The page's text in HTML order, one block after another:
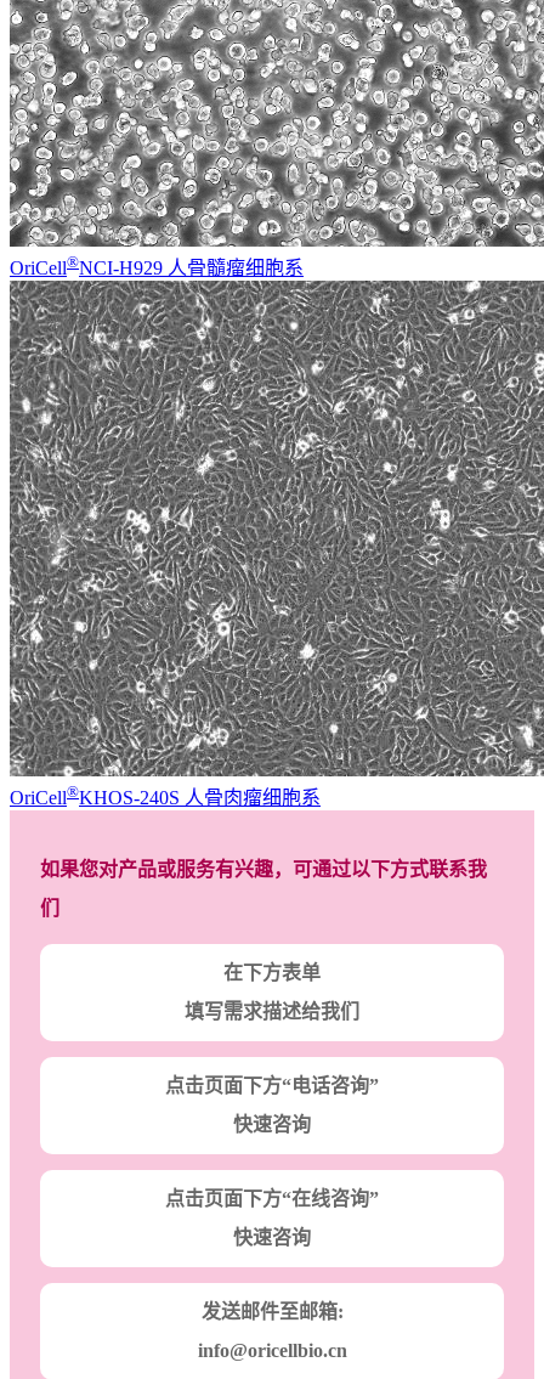
OriCell®NCI-H929 人骨髓瘤细胞系
OriCell®KHOS-240S 人骨肉瘤细胞系
如果您对产品或服务有兴趣，可通过以下方式联系我
们
在下方表单
填写需求描述给我们
点击页面下方“电话咨询”
快速咨询
点击页面下方“在线咨询”
快速咨询
发送邮件至邮箱:
info@oricellbio.cn